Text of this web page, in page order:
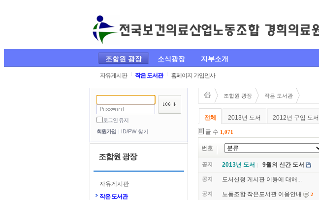
조합원 광장 소식광장 지부소개
자유게시판 작은 도서관 홈페이지 가입인사
로그인 유지
회원가입
ID/PW 찾기
조합원 광장
자유게시판
작은 도서관
조합원 광장 작은 도서관
전체 2013년 도서 2012년 구입 도서
글 수 1,071
번호
공지 2013년 도서 9월의 신간 도서
공지 도서신청 게시판 이용에 대해...
공지 노동조합 작은도서관 이용안내 2